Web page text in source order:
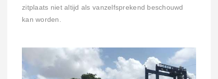
zitplaats niet altijd als vanzelfsprekend beschouwd
kan worden.